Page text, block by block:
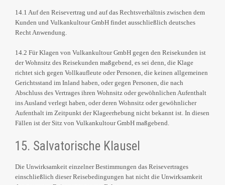
14.1 Auf den Reisevertrag und auf das Rechtsverhältnis zwischen dem
Kunden und Vulkankultour GmbH findet ausschließlich deutsches
Recht Anwendung.
14.2 Für Klagen von Vulkankultour GmbH gegen den Reisekunden ist
der Wohnsitz des Reisekunden maßgebend, es sei denn, die Klage
richtet sich gegen Vollkaufleute oder Personen, die keinen allgemeinen
Gerichtsstand im Inland haben, oder gegen Personen, die nach
Abschluss des Vertrages ihren Wohnsitz oder gewöhnlichen Aufenthalt
ins Ausland verlegt haben, oder deren Wohnsitz oder gewöhnlicher
Aufenthalt im Zeitpunkt der Klageerhebung nicht bekannt ist. In diesen
Fällen ist der Sitz von Vulkankultour GmbH maßgebend.
15. Salvatorische Klausel
Die Unwirksamkeit einzelner Bestimmungen das Reisevertrages
einschließlich dieser Reisebedingungen hat nicht die Unwirksamkeit